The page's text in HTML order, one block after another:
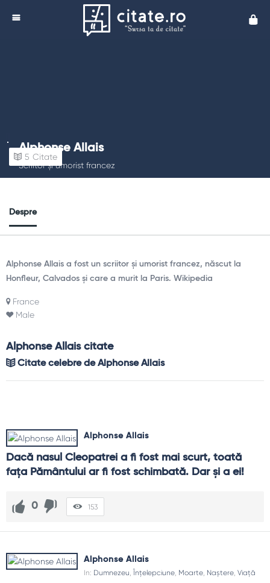
Alphonse Allais
Scriitor și umorist francez
5 Citate
Despre
Alphonse Allais a fost un scriitor și umorist francez, născut la
Honfleur, Calvados și care a murit la Paris. Wikipedia
France
Male
Alphonse Allais citate
Citate celebre de Alphonse Allais
Alphonse Allais
Dacă nasul Cleopatrei a fi fost mai scurt, toată
faţa Pământului ar fi fost schimbată. Dar şi a ei!
0 153
Alphonse Allais
In: Dumnezeu Înțelepciune Moarte Naștere Viață